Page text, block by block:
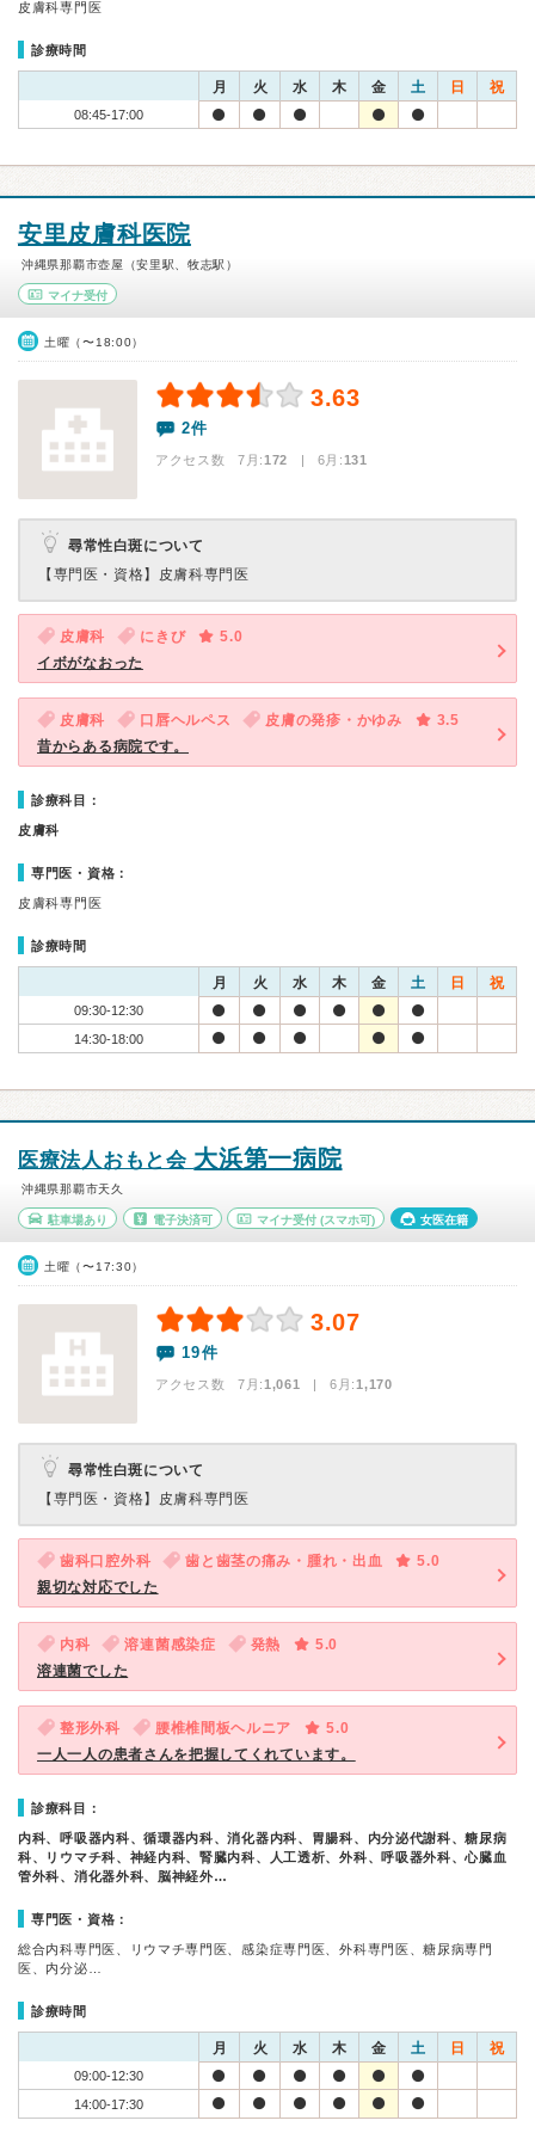
皮膚科専門医
診療時間
月 火 水 木 金 土 日 祝
08:45-17:00
安里皮膚科医院
沖縄県那覇市壺屋（安里駅、牧志駅）
マイナ受付
土曜（〜18:00）
3.63
2件
アクセス数 7月:172 | 6月:131
尋常性白斑について
【専門医・資格】 皮膚科専門医
皮膚科 にきび
5.0
イボがなおった
皮膚科 口唇ヘルペス 皮膚の発疹・かゆみ
3.5
昔からある病院です。
診療科目：
皮膚科
専門医・資格：
皮膚科専門医
診療時間
月 火 水 木 金 土 日 祝
09:30-12:30
14:30-18:00
医療法人おもと会 大浜第一病院
沖縄県那覇市天久
駐車場あり 電子決済可 マイナ受付 (スマホ可) 女医在籍
土曜（〜17:30）
3.07
19件
アクセス数 7月:1,061 | 6月:1,170
尋常性白斑について
【専門医・資格】 皮膚科専門医
歯科口腔外科 歯と歯茎の痛み・腫れ・出血
5.0
親切な対応でした
内科 溶連菌感染症 発熱
5.0
溶連菌でした
整形外科 腰椎椎間板ヘルニア
5.0
一人一人の患者さんを把握してくれています。
診療科目：
内科、呼吸器内科、循環器内科、消化器内科、胃腸科、内分泌代謝科、糖尿病
科、リウマチ科、神経内科、腎臓内科、人工透析、外科、呼吸器外科、心臓血
管外科、消化器外科、脳神経外…
専門医・資格：
総合内科専門医、リウマチ専門医、感染症専門医、外科専門医、糖尿病専門
医、内分泌…
診療時間
月 火 水 木 金 土 日 祝
09:00-12:30
14:00-17:30